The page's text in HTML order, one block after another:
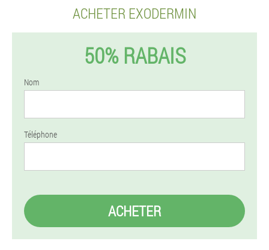
ACHETER EXODERMIN
50% RABAIS
Nom
Téléphone
ACHETER